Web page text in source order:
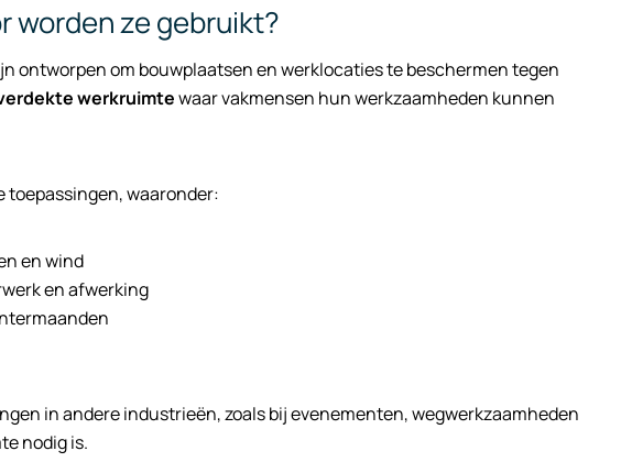
worden ze gebruikt?
ontworpen om bouwplaatsen en werklocaties te beschermen tegen
werkruimtewaar vakmensen hun werkzaamheden kunnen
toepassingen, waaronder:
en wind
en afwerking
in andere industrieën, zoals bij evenementen, wegwerkzaamheden
nodig is.